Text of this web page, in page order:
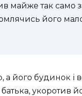
майже так само
його
його будинок і
укоротив